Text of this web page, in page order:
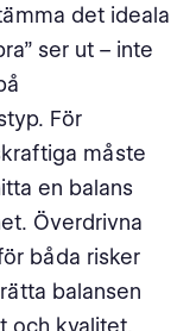
det ideala
ser ut – inte
För
måste
en balans
Överdrivna
båda risker
balansen
och kvalitet.